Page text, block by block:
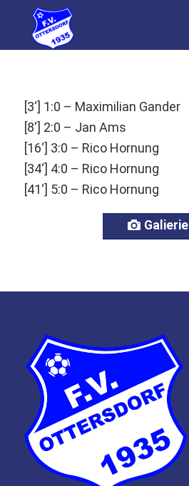
[3‘] 1:0 – Maximilian Gander
[8‘] 2:0 – Jan Ams
[16‘] 3:0 – Rico Hornung
[34‘] 4:0 – Rico Hornung
[41‘] 5:0 – Rico Hornung
Galierie